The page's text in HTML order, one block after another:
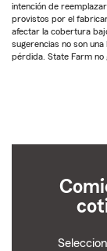
intención de
provistos por el
afectar la cobertura
sugerencias no son
pérdida. State Farm no